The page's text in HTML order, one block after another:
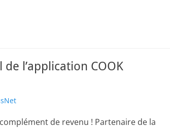
l’application COOK
de revenu ! Partenaire de la